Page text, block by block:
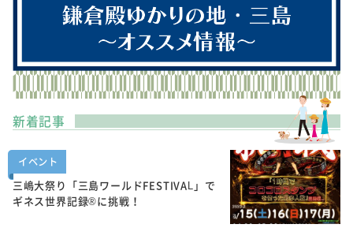
新着記事
イベント
三嶋大祭り「三島ワールドFESTIVAL」で
ギネス世界記録®に挑戦！